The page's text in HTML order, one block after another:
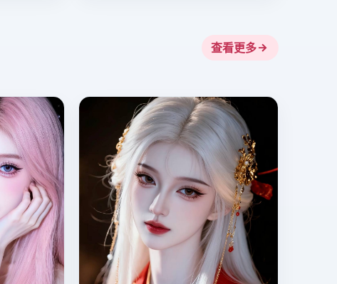
查看更多